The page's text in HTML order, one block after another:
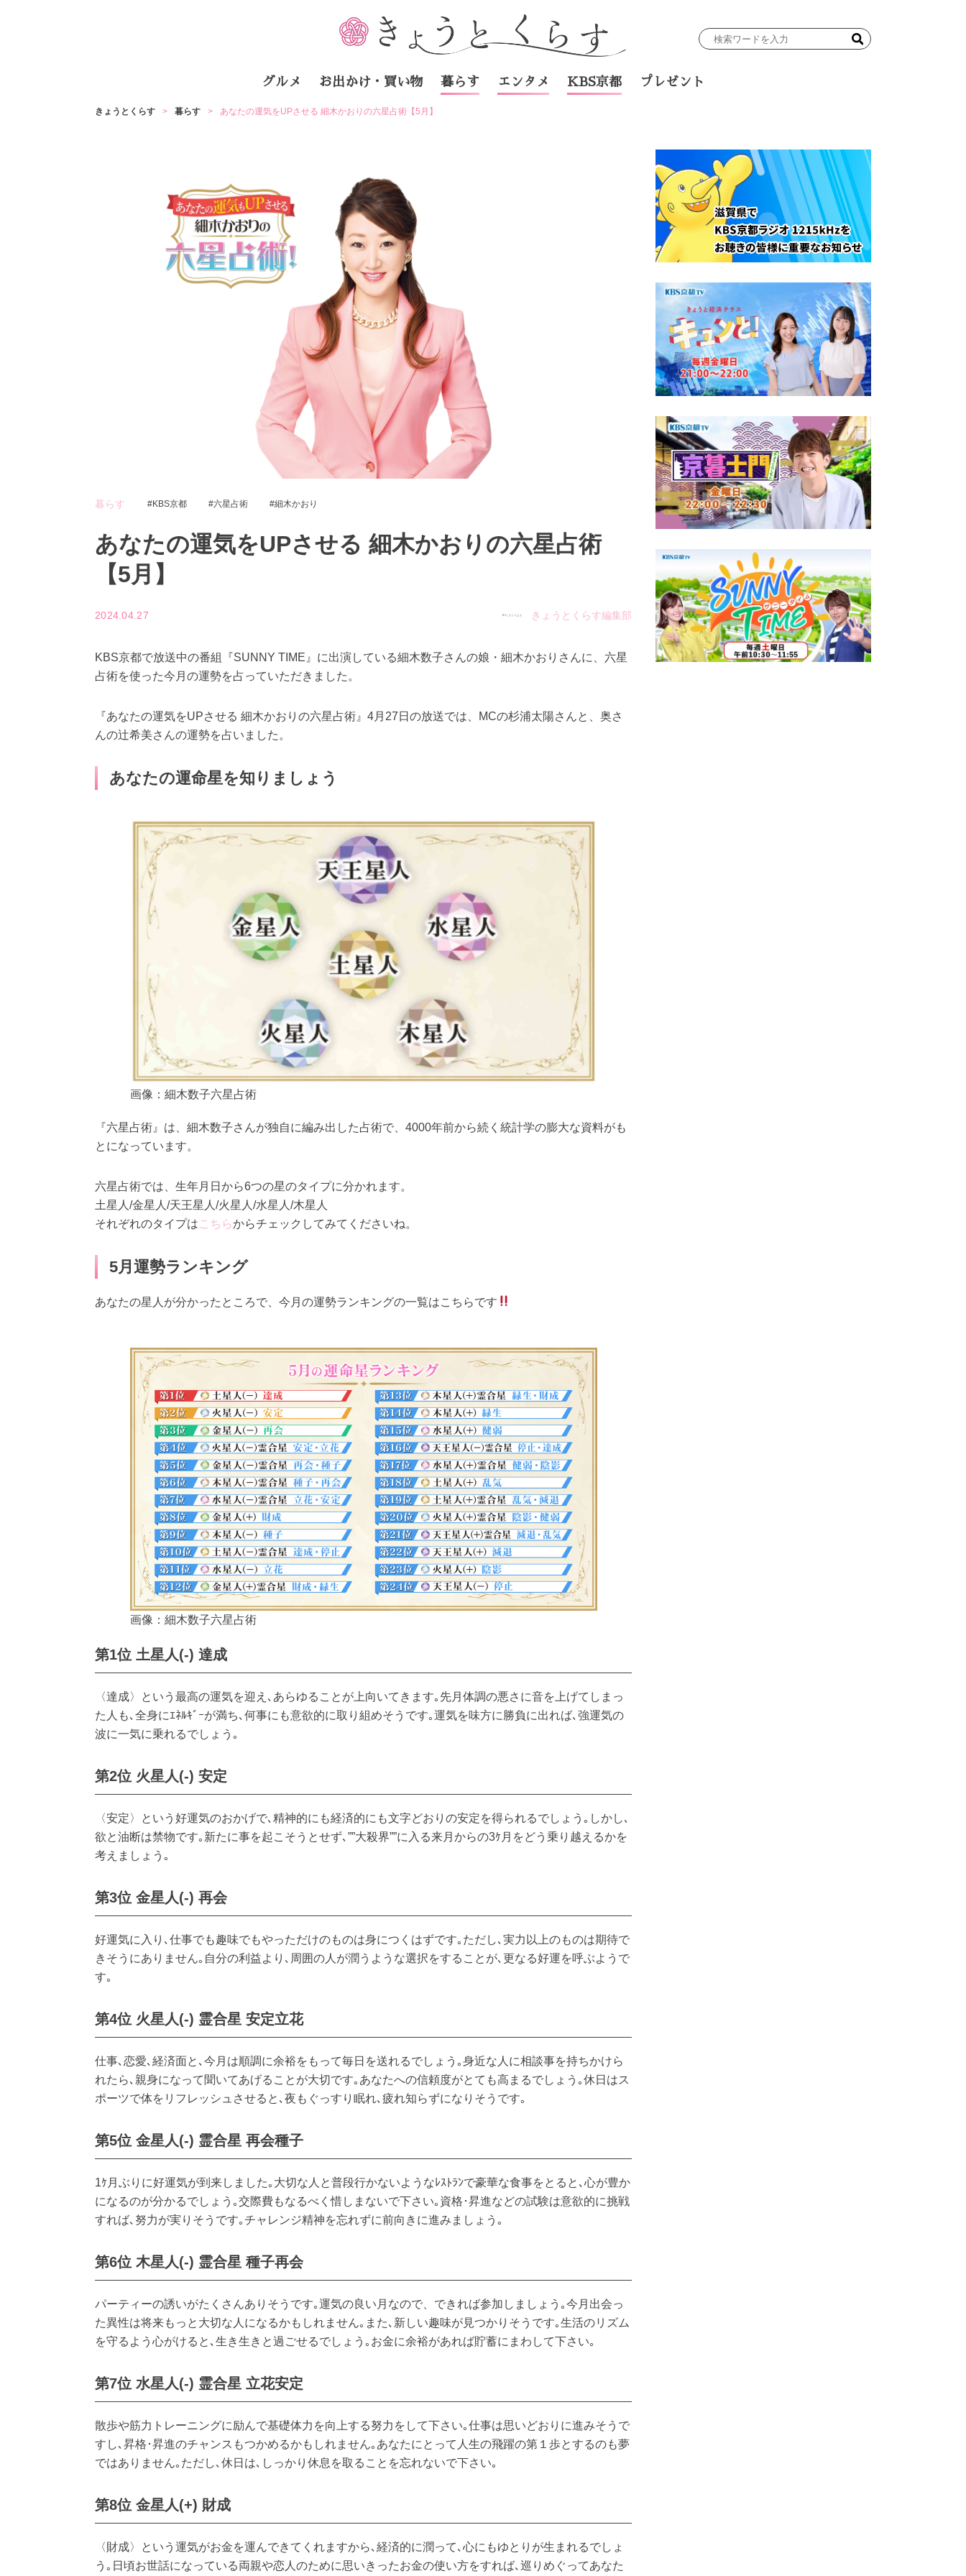
検
力
グルメ お出かけ・買い物 暮らす エンタメ KBS京都 プレゼント
きょうとくらす 暮らす あなたの運気をUPさせる 細木かおりの六星占術【5月】
暮らす KBS京都 六星占術 細木かおり
あなたの運気をUPさせる 細木かおりの六星占術
【5月】
2024.04.27 きょうとくらす編集部
KBS京都で放送中の番組『SUNNY TIME』に出演している細木数子さんの娘・細木かおりさんに、六星
占術を使った今月の運勢を占っていただきました。
『あなたの運気をUPさせる 細木かおりの六星占術』4月27日の放送では、MCの杉浦太陽さんと、奥さ
んの辻希美さんの運勢を占いました。
あなたの運命星を知りましょう
画像：細木数子六星占術
『六星占術』は、細木数子さんが独自に編み出した占術で、4000年前から続く統計学の膨大な資料がも
とになっています。
六星占術では、生年月日から6つの星のタイプに分かれます。
土星人/金星人/天王星人/火星人/水星人/木星人
それぞれのタイプはこちらからチェックしてみてくださいね。
5月運勢ランキング
あなたの星人が分かったところで、今月の運勢ランキングの一覧はこちらです
画像：細木数子六星占術
第1位 土星人(-) 達成
〈達成〉という最高の運気を迎え､あらゆることが上向いてきます｡先月体調の悪さに音を上げてしまっ
た人も､全身にｴﾈﾙｷﾞｰが満ち､何事にも意欲的に取り組めそうです｡運気を味方に勝負に出れば､強運気の
波に一気に乗れるでしょう｡
第2位 火星人(-) 安定
〈安定〉という好運気のおかげで､精神的にも経済的にも文字どおりの安定を得られるでしょう｡しかし､
欲と油断は禁物です｡新たに事を起こそうとせず､””大殺界””に入る来月からの3ｹ月をどう乗り越えるかを
考えましょう｡
第3位 金星人(-) 再会
好運気に入り､仕事でも趣味でもやっただけのものは身につくはずです｡ただし､実力以上のものは期待で
きそうにありません｡自分の利益より､周囲の人が潤うような選択をすることが､更なる好運を呼ぶようで
す｡
第4位 火星人(-) 霊合星 安定立花
仕事､恋愛､経済面と､今月は順調に余裕をもって毎日を送れるでしょう｡身近な人に相談事を持ちかけら
れたら､親身になって聞いてあげることが大切です｡あなたへの信頼度がとても高まるでしょう｡休日はス
ポーツで体をリフレッシュさせると､夜もぐっすり眠れ､疲れ知らずになりそうです｡
第5位 金星人(-) 霊合星 再会種子
1ｹ月ぶりに好運気が到来しました｡大切な人と普段行かないようなﾚｽﾄﾗﾝで豪華な食事をとると､心が豊か
になるのが分かるでしょう｡交際費もなるべく惜しまないで下さい｡資格･昇進などの試験は意欲的に挑戦
すれば､努力が実りそうです｡チャレンジ精神を忘れずに前向きに進みましょう｡
第6位 木星人(-) 霊合星 種子再会
パーティーの誘いがたくさんありそうです｡運気の良い月なので、できれば参加しましょう｡今月出会っ
た異性は将来もっと大切な人になるかもしれません｡また､新しい趣味が見つかりそうです｡生活のリズム
を守るよう心がけると､生き生きと過ごせるでしょう｡お金に余裕があれば貯蓄にまわして下さい｡
第7位 水星人(-) 霊合星 立花安定
散歩や筋力トレーニングに励んで基礎体力を向上する努力をして下さい｡仕事は思いどおりに進みそうで
すし､昇格･昇進のチャンスもつかめるかもしれません｡あなたにとって人生の飛躍の第１歩とするのも夢
ではありません｡ただし､休日は､しっかり休息を取ることを忘れないで下さい｡
第8位 金星人(+) 財成
〈財成〉という運気がお金を運んできてくれますから､経済的に潤って､心にもゆとりが生まれるでしょ
う｡日頃お世話になっている両親や恋人のために思いきったお金の使い方をすれば､巡りめぐってあなた